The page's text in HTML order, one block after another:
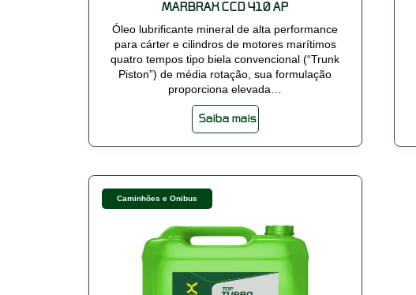
MARBRAX CCD 410 AP
Óleo lubrificante mineral de alta performance
para cárter e cilindros de motores marítimos
quatro tempos tipo biela convencional (“Trunk
Piston”) de média rotação, sua formulação
proporciona elevada…
Saiba mais
Caminhões e Ônibus